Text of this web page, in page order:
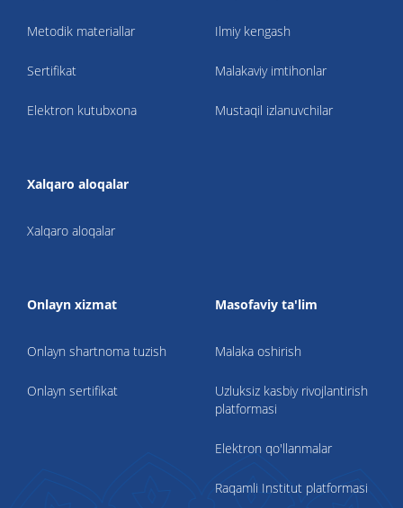
Metodik materiallar
Sertifikat
Elektron kutubxona
Ilmiy kengash
Malakaviy imtihonlar
Mustaqil izlanuvchilar
Xalqaro aloqalar
Xalqaro aloqalar
Onlayn xizmat
Onlayn shartnoma tuzish
Onlayn sertifikat
Masofaviy ta'lim
Malaka oshirish
Uzluksiz kasbiy rivojlantirish
platformasi
Elektron qo'llanmalar
Raqamli Institut platformasi